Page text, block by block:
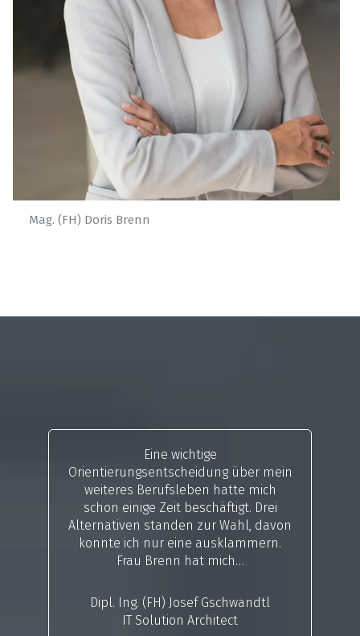
Mag. (FH) Doris Brenn
Eine wichtige
Orientierungsentscheidung über mein
weiteres Berufsleben hatte mich
schon einige Zeit beschäftigt. Drei
Alternativen standen zur Wahl, davon
konnte ich nur eine ausklammern.
Frau Brenn hat mich…
Dipl. Ing. (FH) Josef Gschwandtl
IT Solution Architect